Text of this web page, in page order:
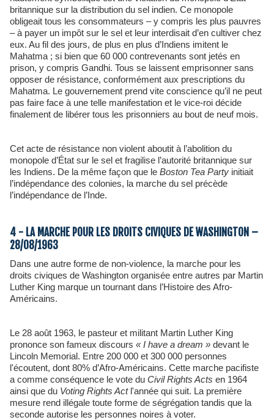
britannique sur la distribution du sel indien. Ce monopole
obligeait tous les consommateurs – y compris les plus pauvres
– à payer un impôt sur le sel et leur interdisait d’en cultiver chez
eux. Au fil des jours, de plus en plus d’Indiens imitent le
Mahatma ; si bien que 60 000 contrevenants sont jetés en
prison, y compris Gandhi. Tous se laissent emprisonner sans
opposer de résistance, conformément aux prescriptions du
Mahatma. Le gouvernement prend vite conscience qu’il ne peut
pas faire face à une telle manifestation et le vice-roi décide
finalement de libérer tous les prisonniers au bout de neuf mois.
Cet acte de résistance non violent aboutit à l’abolition du
monopole d’État sur le sel et fragilise l’autorité britannique sur
les Indiens. De la même façon que le Boston Tea Party initiait
l’indépendance des colonies, la marche du sel précède
l’indépendance de l’Inde.
4 - LA MARCHE POUR LES DROITS CIVIQUES DE WASHINGTON –
28/08/1963
Dans une autre forme de non-violence, la marche pour les
droits civiques de Washington organisée entre autres par Martin
Luther King marque un tournant dans l’Histoire des Afro-
Américains.
Le 28 août 1963, le pasteur et militant Martin Luther King
prononce son fameux discours « I have a dream » devant le
Lincoln Memorial. Entre 200 000 et 300 000 personnes
l'écoutent, dont 80% d’Afro-Américains. Cette marche pacifiste
a comme conséquence le vote du Civil Rights Acts en 1964
ainsi que du Voting Rights Actl'année qui suit. La première
mesure rend illégale toute forme de ségrégation tandis que la
seconde autorise les personnes noires à voter.